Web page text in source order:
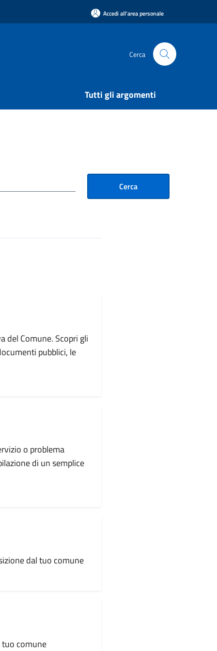
Accedi all'area personale
Cerca
Tutti gli argomenti
Cerca
del Comune. Scopri gli
pubblici, le
o problema
di un semplice
dal tuo comune
tuo comune